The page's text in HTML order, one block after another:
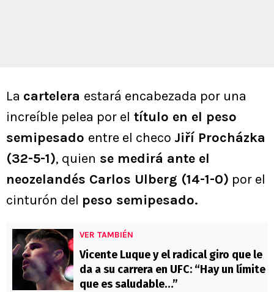
La cartelera estará encabezada por una
increíble pelea por el título en el peso
semipesado entre el checo Jiří Procházka
(32-5-1), quien se medirá ante el
neozelandés Carlos Ulberg (14-1-0) por el
cinturón del peso semipesado.
VER TAMBIÉN
Vicente Luque y el radical giro que le
da a su carrera en UFC: “Hay un límite
que es saludable…”